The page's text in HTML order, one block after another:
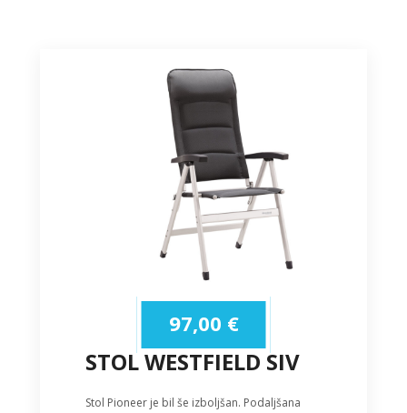
STOL WESTFIELD SIV
97,00 €
Stol Pioneer je bil še izboljšan. Podaljšana